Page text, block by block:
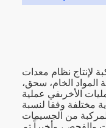
لإنتاج نظام معدات
المواد الخام، سحق،
الأخرىفي عملية
مختلفة وفقا لنسبة
من الجسيمات